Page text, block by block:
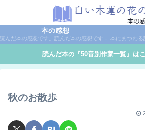
本の感想
読んだ本の感想です。読んだ本の感想です。本は作家名で50音別に分類しています。
読んだ本の『50音別作家一覧』は
秋のお散歩